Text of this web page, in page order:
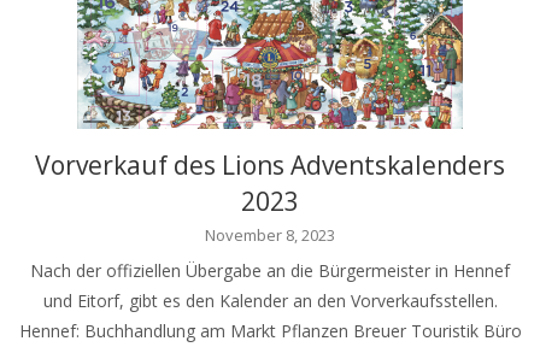
Vorverkauf des Lions Adventskalenders
2023
November 8, 2023
Nach der offiziellen Übergabe an die Bürgermeister in Hennef
und Eitorf, gibt es den Kalender an den Vorverkaufsstellen.
Hennef: Buchhandlung am Markt Pflanzen Breuer Touristik Büro